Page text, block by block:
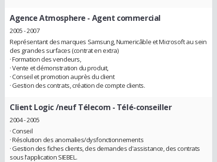
Agence Atmosphere - Agent commercial
2005 - 2007
Représentant des marques Samsung, Numericâble et Microsoft au sein
des grandes surfaces (contrat en extra)
· Formation des vendeurs,
· Vente et démonstration du produit,
· Conseil et promotion auprès du client
· Gestion des contrats, création de compte clients.
Client Logic /neuf Télecom - Télé-conseiller
2004 - 2005
· Conseil
· Résolution des anomalies/dysfonctionnements
· Gestion des fiches clients, des demandes d'assistance, des contrats
sous l’application SIEBEL.